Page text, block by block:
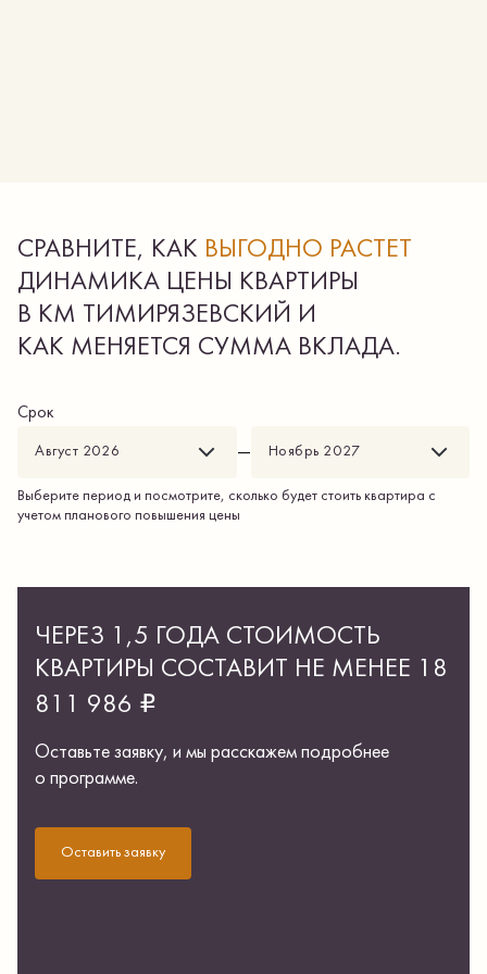
СРАВНИТЕ, КАК ВЫГОДНО РАСТЕТ
ДИНАМИКА ЦЕНЫ КВАРТИРЫ
В КМ ТИМИРЯЗЕВСКИЙ И
КАК МЕНЯЕТСЯ СУММА ВКЛАДА.
Срок
Август 2026 — Ноябрь 2027
Выберите период и посмотрите, сколько будет стоить квартира с
учетом планового повышения цены
ЧЕРЕЗ 1,5 ГОДА СТОИМОСТЬ
КВАРТИРЫ СОСТАВИТ НЕ МЕНЕЕ 18
811 986 ₽
Оставьте заявку, и мы расскажем подробнее
о программе.
Оставить заявку